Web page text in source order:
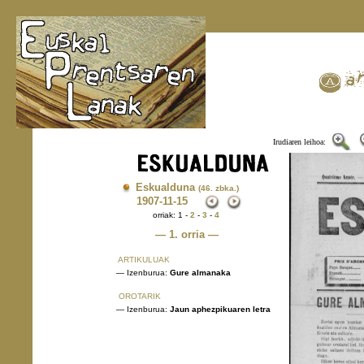
Irudiaren leihoa:
Eskualduna (46. zbka.)
1907-11-15
orriak: 1 - 2 - 3 - 4
— 1. orria —
ARTIKULUAK
— Izenburua: Gure almanaka
OROTARIK
— Izenburua: Jaun aphezpikuaren letra